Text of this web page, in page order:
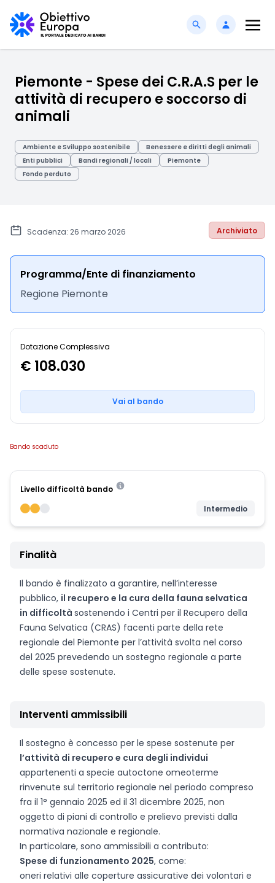
Piemonte - Spese dei C.R.A.S per le
attività di recupero e soccorso di
animali
Ambiente e Sviluppo sostenibile
Benessere e diritti degli animali
Enti pubblici
Bandi regionali / locali
Piemonte
Fondo perduto
Scadenza: 26 marzo 2026 Archiviato
Programma/Ente di finanziamento
Regione Piemonte
Dotazione Complessiva
€ 108.030
Vai al bando
Bando scaduto
Livello difficoltà bando
Intermedio
Finalità
Il bando è finalizzato a garantire, nell’interesse
pubblico, il recupero e la cura della fauna selvatica
in difficoltà sostenendo i Centri per il Recupero della
Fauna Selvatica (CRAS) facenti parte della rete
regionale del Piemonte per l’attività svolta nel corso
del 2025 prevedendo un sostegno regionale a parte
delle spese sostenute.
Interventi ammissibili
Il sostegno è concesso per le spese sostenute per
l’attività di recupero e cura degli individui
appartenenti a specie autoctone omeoterme
rinvenute sul territorio regionale nel periodo compreso
fra il 1° gennaio 2025 ed il 31 dicembre 2025, non
oggetto di piani di controllo e prelievo previsti dalla
normativa nazionale e regionale.
In particolare, sono ammissibili a contributo:
Spese di funzionamento 2025, come:
oneri relativi alle coperture assicurative dei volontari e